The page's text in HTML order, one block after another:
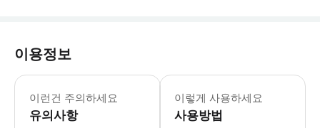
이용정보
이런건 주의하세요
유의사항
이렇게 사용하세요
사용방법